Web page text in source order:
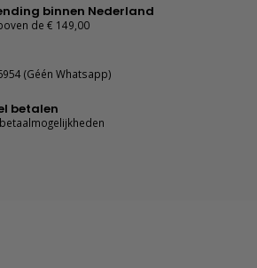
binnen Nederland
de € 149,00
(Géén Whatsapp)
betalen